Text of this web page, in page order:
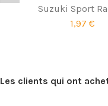
Suzuki Sport
1,97 €
Les clients qui ont